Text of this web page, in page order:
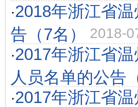
·2018年浙江省
告（7名）
2018-
·2017年浙江省
人员名单的公告
·2017年浙江省